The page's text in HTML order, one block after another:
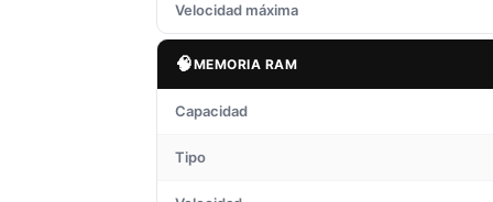
Velocidad máxima
🧠MEMORIA RAM
Capacidad
Tipo